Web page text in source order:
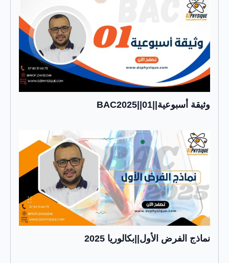
وثيقة أسبوعية||01||BAC2025
نماذج الفرض الأول||بكالوريا 2025